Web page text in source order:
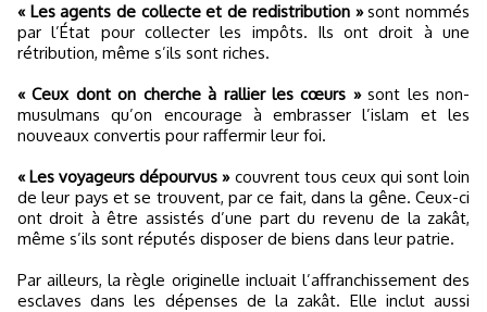
« Les agents de collecte et de redistribution »sont nommés
par l’État pour collecter les impôts. Ils ont droit à une
rétribution, même s’ils sont riches.
« Ceux dont on cherche à rallier les cœurs »sont les non-
musulmans qu’on encourage à embrasser l’islam et les
nouveaux convertis pour raffermir leur foi.
« Les voyageurs dépourvus »couvrent tous ceux qui sont loin
de leur pays et se trouvent, par ce fait, dans la gêne. Ceux-ci
ont droit à être assistés d’une part du revenu de la zakât,
même s’ils sont réputés disposer de biens dans leur patrie.
Par ailleurs, la règle originelle incluait l’affranchissement des
esclaves dans les dépenses de la zakât. Elle inclut aussi